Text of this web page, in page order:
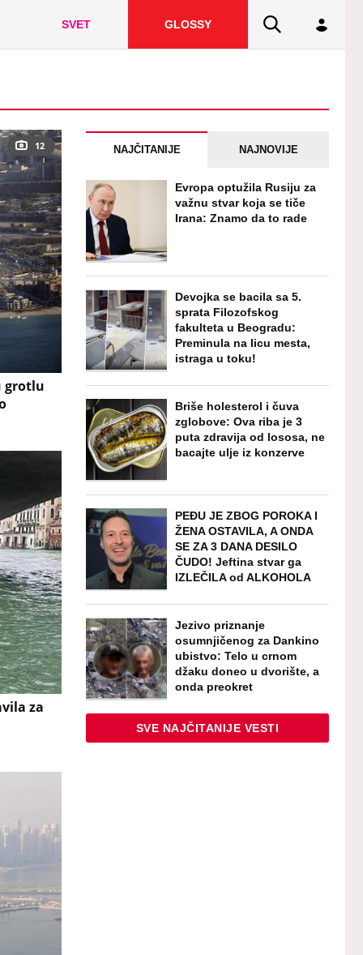
SVET GLOSSY
12
grotlu
za
NAJČITANIJE NAJNOVIJE
Evropa optužila Rusiju za
važnu stvar koja se tiče
Irana: Znamo da to rade
Devojka se bacila sa 5.
sprata Filozofskog
fakulteta u Beogradu:
Preminula na licu mesta,
istraga u toku!
Briše holesterol i čuva
zglobove: Ova riba je 3
puta zdravija od lososa, ne
bacajte ulje iz konzerve
PEĐU JE ZBOG POROKA I
ŽENA OSTAVILA, A ONDA
SE ZA 3 DANA DESILO
ČUDO! Jeftina stvar ga
IZLEČILA od ALKOHOLA
Jezivo priznanje
osumnjičenog za Dankino
ubistvo: Telo u crnom
džaku doneo u dvorište, a
onda preokret
SVE NAJČITANIJE VESTI